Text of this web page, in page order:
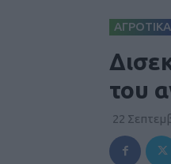
ΑΓΡΟΤΙΚΑ
του
22